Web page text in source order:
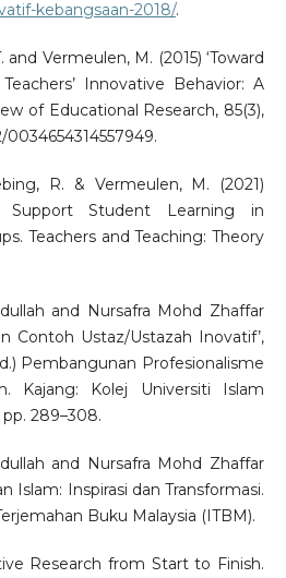
kebangsaan-2018/.
and Vermeulen, M. (2015) ‘Toward
Innovative Behavior: A
of Educational Research, 85(3),
0034654314557949.
R. & Vermeulen, M. (2021)
Support Student Learning in
Teachers and Teaching: Theory
and Nursafra Mohd Zhaffar
Contoh Ustaz/Ustazah Inovatif’,
Pembangunan Profesionalisme
Kajang: Kolej Universiti Islam
289–308.
and Nursafra Mohd Zhaffar
Islam: Inspirasi dan Transformasi.
Buku Malaysia (ITBM).
Research from Start to Finish.